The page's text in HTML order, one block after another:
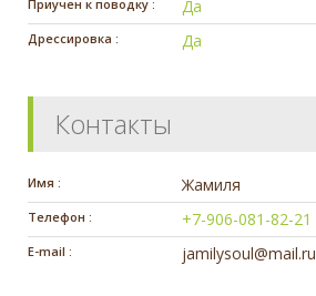
Приучен к поводку : Да
Дрессировка : Да
Контакты
Имя : Жамиля
Телефон : +7-906-081-82-21
E-mail : jamilysoul@mail.ru